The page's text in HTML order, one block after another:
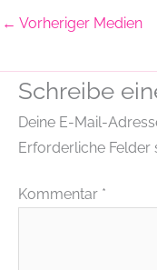
← Vorheriger Medien
Schreibe
Deine E-Mail-
Erforderliche Felder
Kommentar *